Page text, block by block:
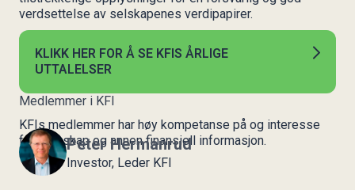
verdsettelse av selskapenes verdipapirer.
KLIKK HER FOR Å SE KFIS ÅRLIGE
UTTALELSER
Medlemmer i KFI
KFIs medlemmer har høy kompetanse på og interesse
for regnskap og annen finansiell informasjon.
Peter Hermanrud
Investor, Leder KFI